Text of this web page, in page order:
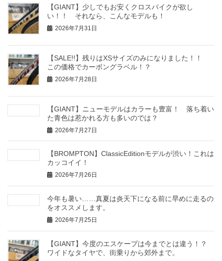
【GIANT】少しでもお安くクロスバイクが欲し
い！！ それなら、こんなモデルも！
2026年7月31日
【SALE!!】残りはXSサイズのみになりました！！
この価格でカーボングラベル！？
2026年7月28日
【GIANT】ニューモデルはカラーも豊富！ 落ち着い
た青色は惹かれる方も多いのでは？
2026年7月27日
【BROMPTON】ClassicEditionモデルが渋い！これは
カッコイイ！
2026年7月26日
今年も暑い……真夏は炎天下になる前に早めに走るの
をオススメします。
2026年7月25日
【GIANT】今度のエスケープは今までとは違う！？
ワイドなタイヤで、街乗りから郊外まで。